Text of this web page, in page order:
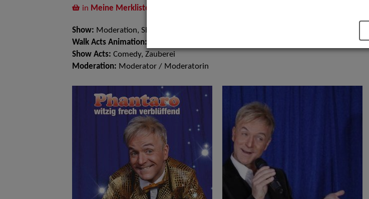
in Meine Merkliste
Show: Moderation, Show Acts, Walk Acts Animation
Walk Acts Animation:
Show Acts: Comedy, Zauberei
Moderation: Moderator / Moderatorin